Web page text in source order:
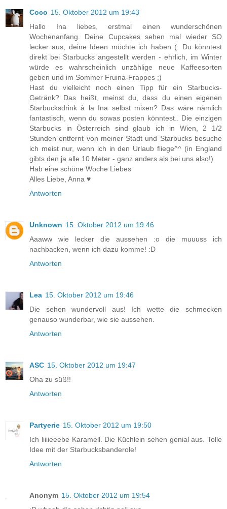
Coco 15. Oktober 2012 um 19:43
Hallo Ina liebes, erstmal einen wunderschönen
Wochenanfang. Deine Cupcakes sehen mal wieder SO
lecker aus, deine Ideen möchte ich haben (: Du könntest
direkt bei Starbucks angestellt werden - ehrlich, im Winter
würde es wahrscheinlich unzählige neue Kaffeesorten
geben und im Sommer Fruina-Frappes ;)
Hast du vielleicht noch einen Tipp für ein Starbucks-
Getränk? Das heißt, meinst du, dass du einen eigenen
Starbucksdrink à la Ina selbst mixen? Das wäre nämlich
fantastisch, wenn du sowas posten könntest.. Die einzigen
Starbucks in Österreich sind glaub ich in Wien, 2 1/2
Stunden entfernt von meiner Stadt und Starbucks besuche
ich meist nur, wenn ich in den Urlaub fliege^^ (in England
gibts den ja alle 10 Meter - ganz anders als bei uns also!)
Hab eine schöne Woche Liebes
Alles Liebe, Anna ♥
Antworten
Unknown 15. Oktober 2012 um 19:46
Aaaww wie lecker die aussehen :o die muuuss ich
nachbacken, wenn ich dazu komme! :D
Antworten
Lea 15. Oktober 2012 um 19:46
Die sehen wundervoll aus! Ich wette die schmecken
genauso wunderbar, wie sie aussehen.
Antworten
ASC 15. Oktober 2012 um 19:47
Oha zu süß!!
Antworten
Partyerie 15. Oktober 2012 um 19:50
Ich liiiieeebe Karamell. Die Küchlein sehen genial aus. Tolle
Idee mit der Starbucksbanderole!
Antworten
Anonym 15. Oktober 2012 um 19:54